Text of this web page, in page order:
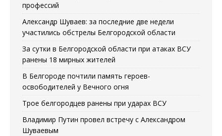
профессий
Александр Шуваев: за последние две недели
участились обстрелы Белгородской области
За сутки в Белгородской области при атаках ВСУ
ранены 18 мирных жителей
В Белгороде почтили память героев-
освободителей у Вечного огня
Трое белгородцев ранены при ударах ВСУ
Владимир Путин провел встречу с Александром
Шуваевым